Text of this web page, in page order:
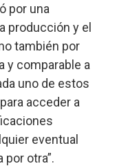
por una
producción y el
también por
y comparable a
uno de estos
acceder a
eventual
otra”.